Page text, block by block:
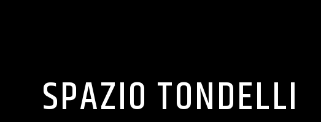
SPAZIO TONDELLI